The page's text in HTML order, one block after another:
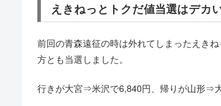
えきねっとトクだ値当選はデカ
前回の青森遠征の時は外れてしまったえき
方とも当選しました。
行きが大宮⇒米沢で6,840円、帰りが山形⇒大